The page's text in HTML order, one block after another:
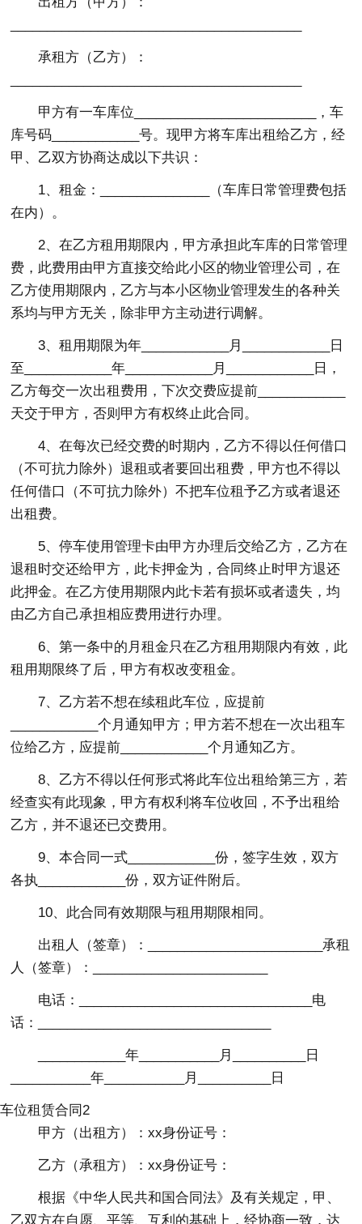
承租方（乙方）：
甲方有一车库位_________________________，车
库号码____________号。现甲方将车库出租给乙方，经
甲、乙双方协商达成以下共识：
1、租金：_______________（车库日常管理费包括
在内）。
2、在乙方租用期限内，甲方承担此车库的日常管理
费，此费用由甲方直接交给此小区的物业管理公司，在
乙方使用期限内，乙方与本小区物业管理发生的各种关
系均与甲方无关，除非甲方主动进行调解。
3、租用期限为年____________月____________日
至____________年____________月____________日，
乙方每交一次出租费用，下次交费应提前____________
天交于甲方，否则甲方有权终止此合同。
4、在每次已经交费的时期内，乙方不得以任何借口
（不可抗力除外）退租或者要回出租费，甲方也不得以
任何借口（不可抗力除外）不把车位租予乙方或者退还
出租费。
5、停车使用管理卡由甲方办理后交给乙方，乙方在
退租时交还给甲方，此卡押金为，合同终止时甲方退还
此押金。在乙方使用期限内此卡若有损坏或者遗失，均
由乙方自己承担相应费用进行办理。
6、第一条中的月租金只在乙方租用期限内有效，此
租用期限终了后，甲方有权改变租金。
7、乙方若不想在续租此车位，应提前
____________个月通知甲方；甲方若不想在一次出租车
位给乙方，应提前____________个月通知乙方。
8、乙方不得以任何形式将此车位出租给第三方，若
经查实有此现象，甲方有权利将车位收回，不予出租给
乙方，并不退还已交费用。
9、本合同一式____________份，签字生效，双方
各执____________份，双方证件附后。
10、此合同有效期限与租用期限相同。
出租人（签章）：________________________承租
人（签章）：________________________
电话：________________________________电
话：________________________________
____________年___________月__________日
___________年___________月__________日
车位租赁合同2
甲方（出租方）：xx身份证号：
乙方（承租方）：xx身份证号：
根据《中华人民共和国合同法》及有关规定，甲、
乙双方在自愿、平等、互利的基础上，经协商一致，达